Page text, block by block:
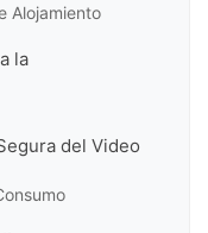
Alojamiento
la
del Video